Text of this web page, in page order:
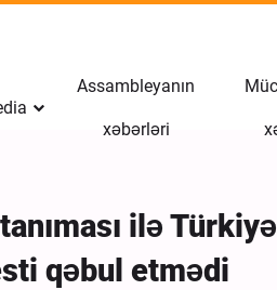
Assambleyanın
xəbərləri
ilə
qəbul etmədi